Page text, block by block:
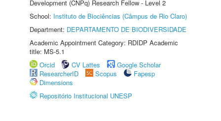
Development (CNPq) Research Fellow - Level 2
School: Instituto de Biociências (Câmpus de Rio Claro)
Department: DEPARTAMENTO DE BIODIVERSIDADE
Academic Appointment Category: RDIDP Academic
title: MS-5.1
Orcid
CV Lattes
Google Scholar
ResearcherID
Scopus
Fapesp
Dimensions
Repositório Institucional UNESP